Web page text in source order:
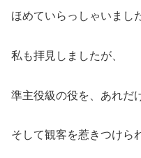
ほめていらっしゃいまし
私も拝見しましたが、
準主役級の役を、あれだ
そして観客を惹きつけら